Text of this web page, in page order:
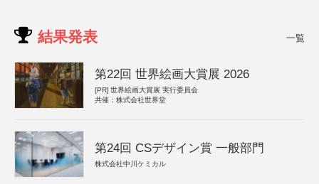
結果発表 一覧
第22回 世界絵画大賞展 2026
[PR] 世界絵画大賞展 実行委員会
共催：株式会社世界堂
第24回 CSデザイン賞 一般部門
株式会社中川ケミカル